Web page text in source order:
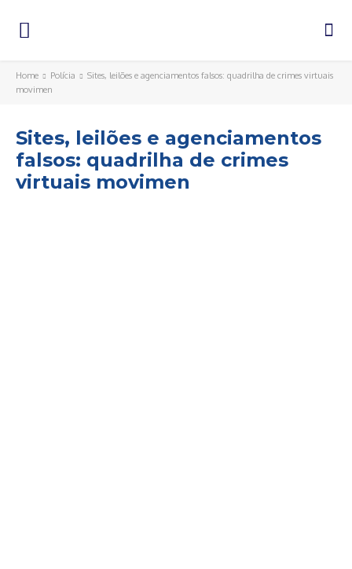
Home Polícia
Sites, leilões e agenciamentos falsos: quadrilha de crimes virtuais
movimen
Sites, leilões e agenciamentos
falsos: quadrilha de crimes
virtuais movimen